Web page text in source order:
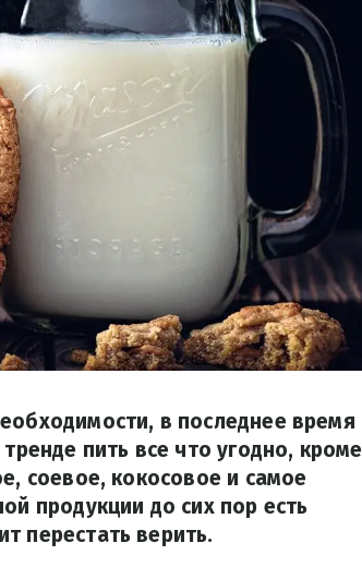
в последнее время
пить все что угодно, кроме
соевое, кокосовое и самое
продукции до сих пор есть
перестать верить.